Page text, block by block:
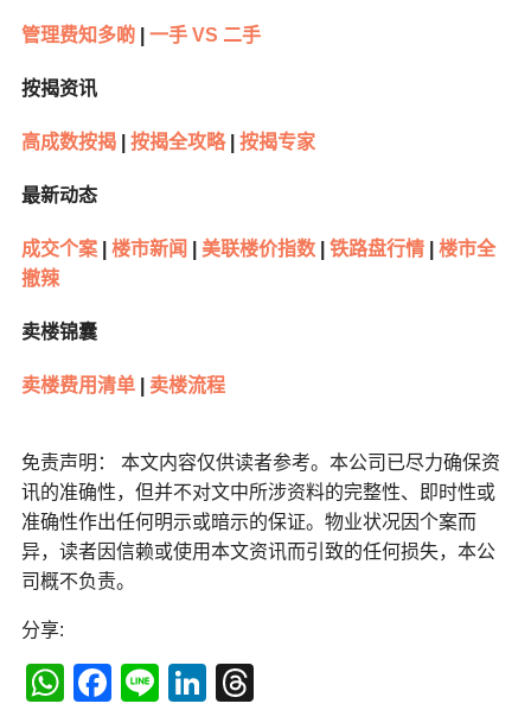
管理费知多啲| 一手 VS 二手
按揭资讯
高成数按揭| 按揭全攻略| 按揭专家
最新动态
成交个案| 楼市新闻 美联楼价指数| 铁路盘行情|
楼市全
撤辣
卖楼锦囊
卖楼费用清单| 卖楼流程
免责声明： 本文内容仅供读者参考。本公司已尽力确保资
讯的准确性，但并不对文中所涉资料的完整性、即时性或
准确性作出任何明示或暗示的保证。物业状况因个案而
异，读者因信赖或使用本文资讯而引致的任何损失，本公
司概不负责。
分享:
WhatsApp
Facebook
LineLinkedIn